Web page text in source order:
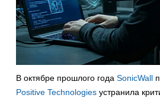
В октябре прошлого года SonicWall
Positive Technologies устранила